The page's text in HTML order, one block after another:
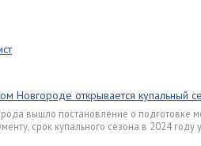
Новгороде открывается купальный
вышло постановление о подготовке
срок купального сезона в 2024